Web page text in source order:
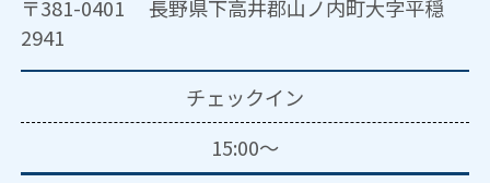
〒381-0401 長野県下高井郡山ノ内町大字平穏
2941
チェックイン
15:00～